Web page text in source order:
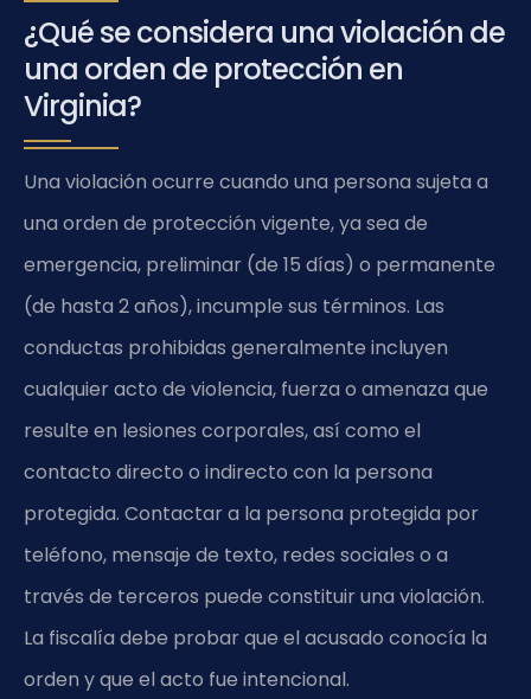
¿Qué se considera una violación de
una orden de protección en
Virginia?
Una violación ocurre cuando una persona sujeta a
una orden de protección vigente, ya sea de
emergencia, preliminar (de 15 días) o permanente
(de hasta 2 años), incumple sus términos. Las
conductas prohibidas generalmente incluyen
cualquier acto de violencia, fuerza o amenaza que
resulte en lesiones corporales, así como el
contacto directo o indirecto con la persona
protegida. Contactar a la persona protegida por
teléfono, mensaje de texto, redes sociales o a
través de terceros puede constituir una violación.
La fiscalía debe probar que el acusado conocía la
orden y que el acto fue intencional.